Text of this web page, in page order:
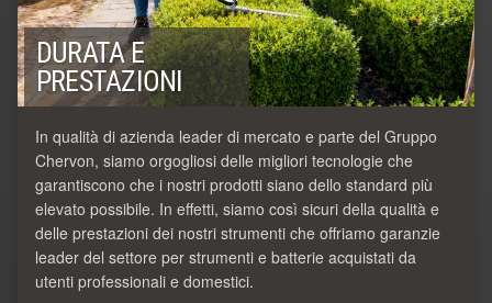
DURATA E
PRESTAZIONI
In qualità di azienda leader di mercato e parte del Gruppo
Chervon, siamo orgogliosi delle migliori tecnologie che
garantiscono che i nostri prodotti siano dello standard più
elevato possibile. In effetti, siamo così sicuri della qualità e
delle prestazioni dei nostri strumenti che offriamo garanzie
leader del settore per strumenti e batterie acquistati da
utenti professionali e domestici.